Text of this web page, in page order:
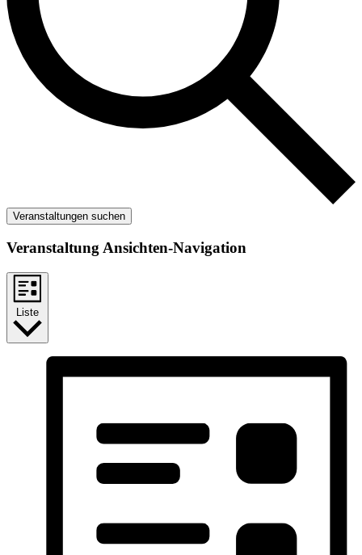
Veranstaltungen suchen
Veranstaltung Ansichten-Navigation
Liste